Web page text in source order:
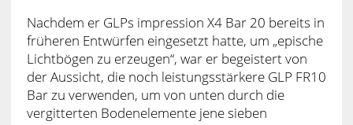
Nachdem er GLPs impression X4 Bar 20 bereits in
früheren Entwürfen eingesetzt hatte, um „epische
Lichtbögen zu erzeugen“, war er begeistert von
der Aussicht, die noch leistungsstärkere GLP FR10
Bar zu verwenden, um von unten durch die
vergitterten Bodenelemente jene sieben